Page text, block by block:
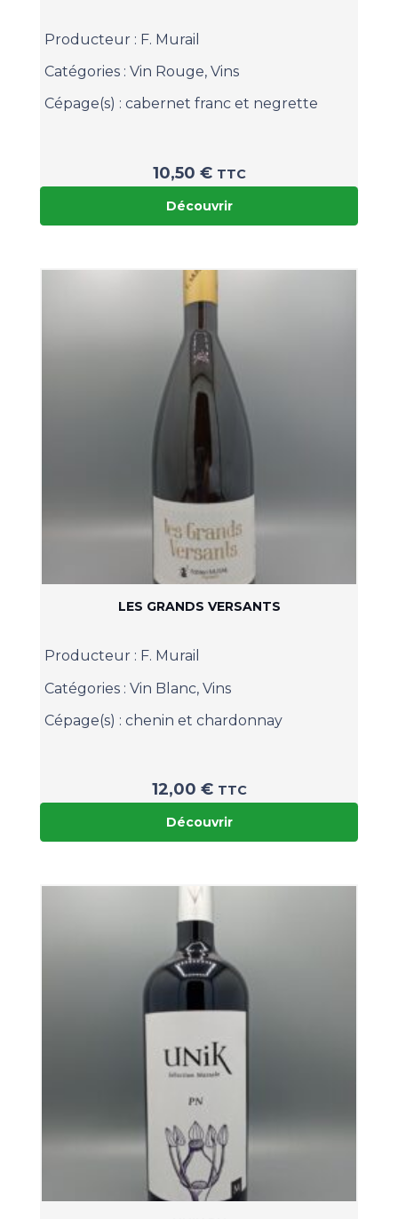
Producteur : F. Murail
Catégories : Vin Rouge, Vins
Cépage(s) : cabernet franc et negrette
10,50 € TTC
Découvrir
LES GRANDS VERSANTS
Producteur : F. Murail
Catégories : Vin Blanc, Vins
Cépage(s) : chenin et chardonnay
12,00 € TTC
Découvrir